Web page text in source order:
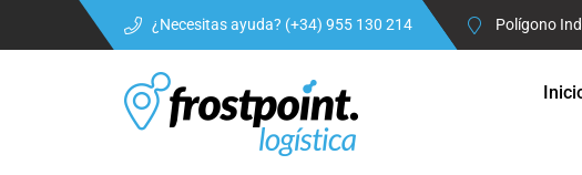
¿Necesitas ayuda? (+34) 955 130 214 Polígono